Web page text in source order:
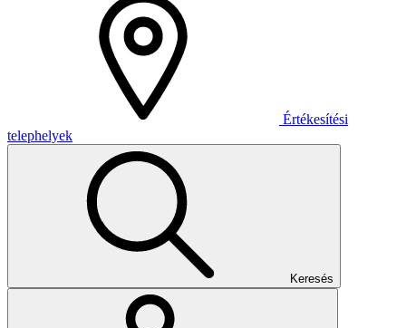
Értékesítési
telephelyek
Keresés